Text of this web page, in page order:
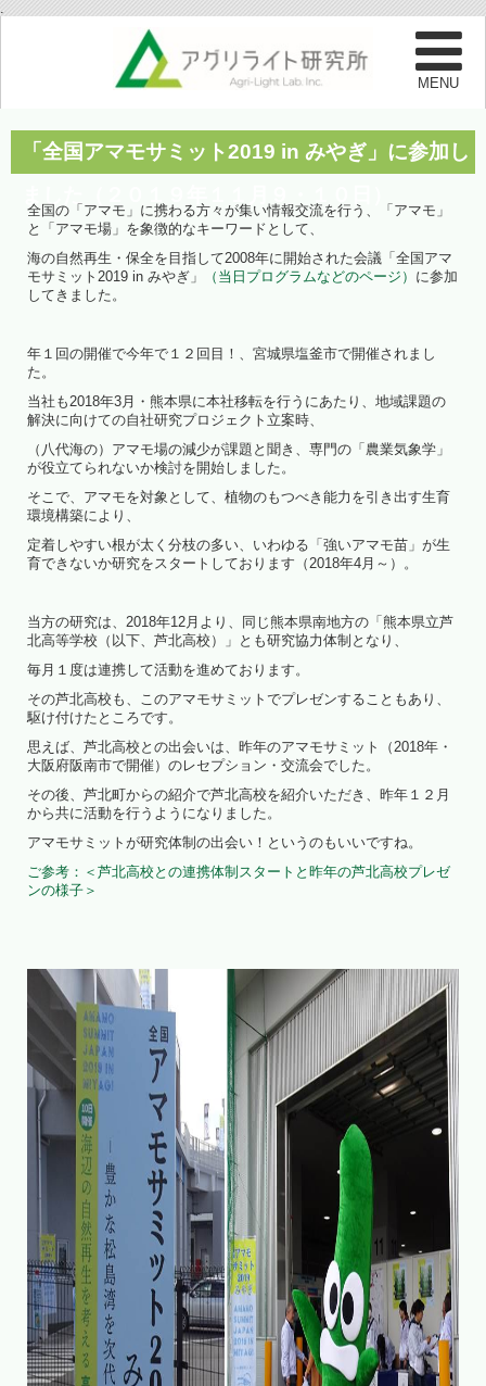
.
「全国アマモサミット2019 in みやぎ」に参加し
全国の「アマモ」に携わる方々が集い情報交流を行う、「アマモ」
と「アマモ場」を象徴的なキーワードとして、
海の自然再生・保全を目指して2008年に開始された会議「全国アマ
モサミット2019 in みやぎ」
（当日プログラムなどのページ） に参加
してきました。
年１回の開催で今年で１２回目！、宮城県塩釜市で開催されまし
た。
当社も2018年3月・熊本県に本社移転を行うにあたり、地域課題の
解決に向けての自社研究プロジェクト立案時、
（八代海の）アマモ場の減少が課題と聞き、専門の「農業気象学」
が役立てられないか検討を開始しました。
そこで、アマモを対象として、植物のもつべき能力を引き出す生育
環境構築により、
定着しやすい根が太く分枝の多い、いわゆる「強いアマモ苗」が生
育できないか研究をスタートしております（2018年4月～）。
当方の研究は、2018年12月より、同じ熊本県南地方の「熊本県立芦
北高等学校（以下、芦北高校）」とも研究協力体制となり、
毎月１度は連携して活動を進めております。
その芦北高校も、このアマモサミットでプレゼンすることもあり、
駆け付けたところです。
思えば、芦北高校との出会いは、昨年のアマモサミット（2018年・
大阪府阪南市で開催）のレセプション・交流会でした。
その後、芦北町からの紹介で芦北高校を紹介いただき、昨年１２月
から共に活動を行うようになりました。
アマモサミットが研究体制の出会い！というのもいいですね。
ご参考：＜芦北高校との連携体制スタートと昨年の芦北高校プレゼ
ンの様子＞